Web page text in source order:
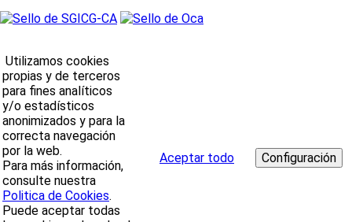
Utilizamos cookies
propias y de terceros
para fines analíticos
y/o estadísticos
anonimizados y para la
correcta navegación
por la web.
Para más información,
consulte nuestra
Politica de Cookies.
Puede aceptar todas
Aceptar todo